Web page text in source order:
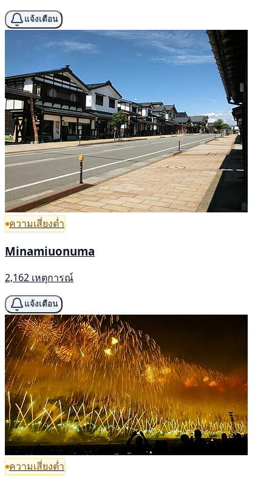
แจ้งเตือน
ความเสี่ยงต่ำ
Minamiuonuma
2,162 เหตุการณ์
แจ้งเตือน
ความเสี่ยงต่ำ